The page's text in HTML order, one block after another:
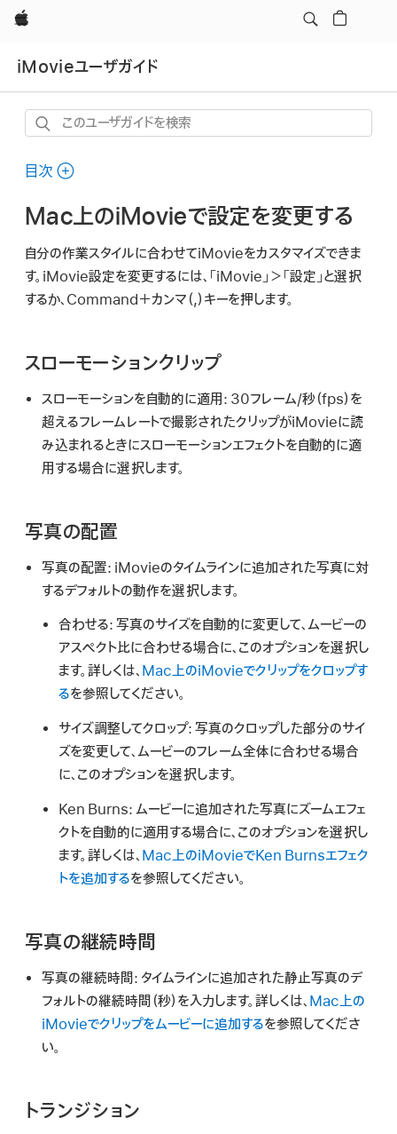
Apple
iMovieユーザガイド
こ
ユ
ザ
イ
ド
を
索
目次
Mac上のiMovieで設定を変更する
自分の作業スタイルに合わせてiMovieをカスタマイズできま
す。iMovie設定を変更するには、「iMovie」＞「設定」と選択
するか、Command＋カンマ（,）キーを押します。
スローモーションクリップ
スローモーションを自動的に適用: 30フレーム/秒（fps）を
超えるフレームレートで撮影されたクリップがiMovieに読
み込まれるときにスローモーションエフェクトを自動的に適
用する場合に選択します。
写真の配置
写真の配置: iMovieのタイムラインに追加された写真に対
するデフォルトの動作を選択します。
合わせる: 写真のサイズを自動的に変更して、ムービーの
アスペクト比に合わせる場合に、このオプションを選択し
ます。詳しくは、 Mac上のiMovieでクリップをクロップす
るを参照してください。
サイズ調整してクロップ: 写真のクロップした部分のサイ
ズを変更して、ムービーのフレーム全体に合わせる場合
に、このオプションを選択します。
Ken Burns: ムービーに追加された写真にズームエフェ
クトを自動的に適用する場合に、このオプションを選択し
ます。詳しくは、 Mac上のiMovieでKen Burnsエフェク
トを追加するを参照してください。
写真の継続時間
写真の継続時間: タイムラインに追加された静止写真のデ
フォルトの継続時間（秒）を入力します。詳しくは、 Mac上の
iMovieでクリップをムービーに追加するを参照してくださ
い。
トランジション